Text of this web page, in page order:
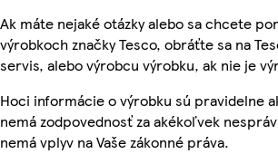
Ak máte nejaké otázky alebo sa chcete
výrobkoch značky Tesco, obráťte sa na
servis, alebo výrobcu výrobku, ak nie je
Hoci informácie o výrobku sú pravidelne
nemá zodpovednosť za akékoľvek
nemá vplyv na Vaše zákonné práva.